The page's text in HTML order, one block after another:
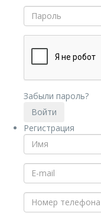
Забыли пароль?
Регистрация